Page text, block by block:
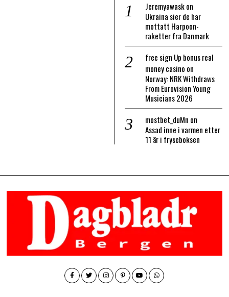
Jeremyawaskon
Ukraina sier de har
mottatt Harpoon-
raketter fra Danmark
free sign Up bonus real
money casino on
Norway: NRK Withdraws
From Eurovision Young
Musicians 2026
mostbet_duMn on
Assad inne i varmen etter
11 år i fryseboksen